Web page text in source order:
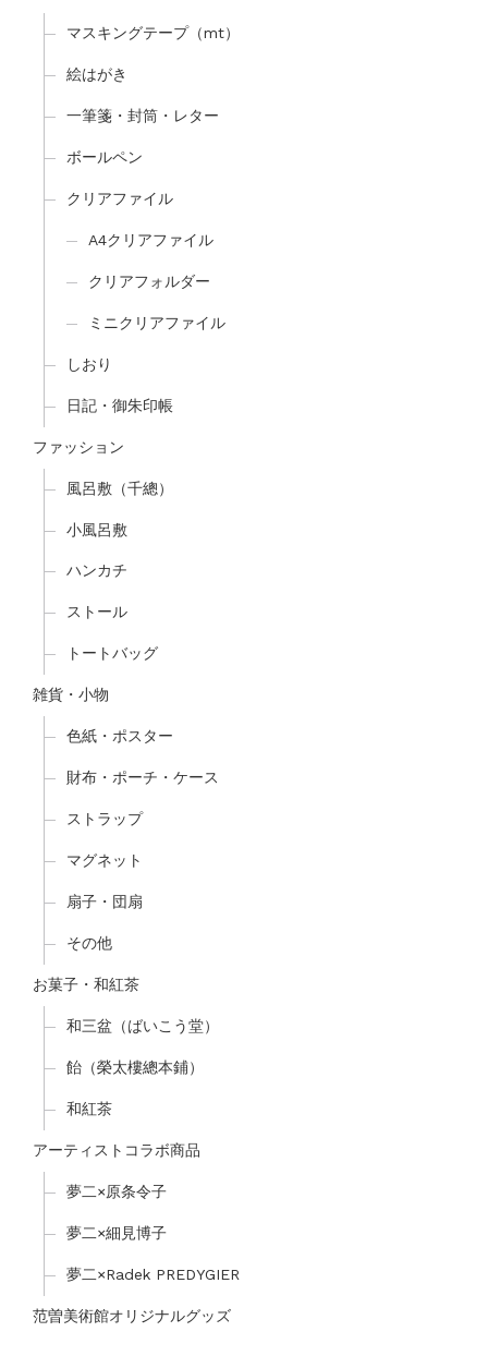
マスキングテープ（mt）
絵はがき
一筆箋・封筒・レター
ボールペン
クリアファイル
A4クリアファイル
クリアフォルダー
ミニクリアファイル
しおり
日記・御朱印帳
ファッション
風呂敷（千總）
小風呂敷
ハンカチ
ストール
トートバッグ
雑貨・小物
色紙・ポスター
財布・ポーチ・ケース
ストラップ
マグネット
扇子・団扇
その他
お菓子・和紅茶
和三盆（ばいこう堂）
飴（榮太樓總本鋪）
和紅茶
アーティストコラボ商品
夢二×原条令子
夢二×細見博子
夢二×Radek PREDYGIER
范曽美術館オリジナルグッズ